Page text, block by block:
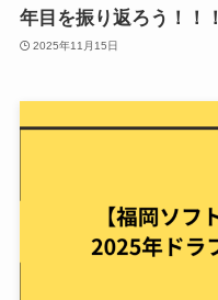
年目を振り返ろう！！！
2025年11月15日